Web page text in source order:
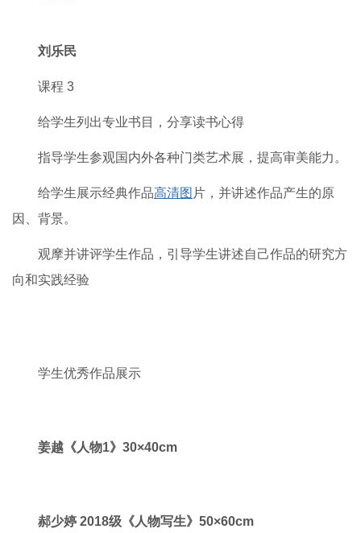
赵梦媛《静物3》30×40cm
三：素描——是高度的艺术真诚与真实
伦勃朗
门采尔
给学生列出专业书目，分享读书心得
给学生展示经典作品高清图